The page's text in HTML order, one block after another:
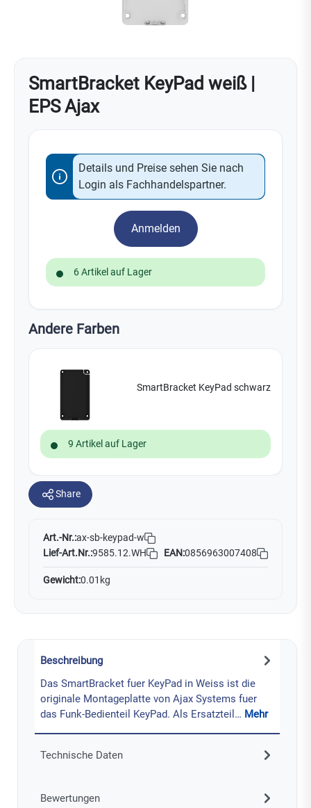
SmartBracket KeyPad weiß |
EPS Ajax
Details und Preise sehen Sie nach
Login als Fachhandelspartner.
Anmelden
6 Artikel auf Lager
Andere Farben
SmartBracket KeyPad schwarz
9 Artikel auf Lager
Share
Art.-Nr.:ax-sb-keypad-w
Lief-Art.Nr.:9585.12.WH EAN:0856963007408
Gewicht:0.01kg
Beschreibung
Das SmartBracket fuer KeyPad in Weiss ist die
originale Montageplatte von Ajax Systems fuer
das Funk-Bedienteil KeyPad. Als Ersatzteil… Mehr
Technische Daten
Bewertungen